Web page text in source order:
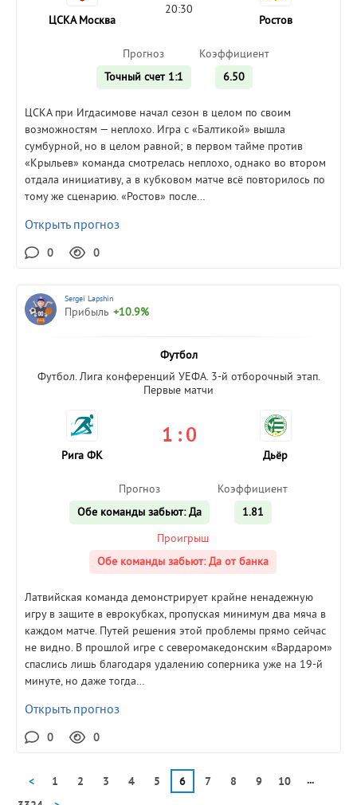
ЦСКА Москва
20:30
Ростов
Прогноз
Точный счет 1:1
Коэффициент
6.50
ЦСКА при Игдасимове начал сезон в целом по своим
возможностям — неплохо. Игра с «Балтикой» вышла
сумбурной, но в целом равной; в первом тайме против
«Крыльев» команда смотрелась неплохо, однако во втором
отдала инициативу, а в кубковом матче всё повторилось по
тому же сценарию. «Ростов» после…
Открыть прогноз
0 0
Sergei Lapshin
Прибыль +10.9%
Футбол
Футбол. Лига конференций УЕФА. 3-й отборочный этап.
Первые матчи
Рига ФК
1 : 0
Дьёр
Прогноз
Обе команды забьют: Да
Коэффициент
1.81
Проигрыш
Обе команды забьют: Да от банка
Латвийская команда демонстрирует крайне ненадежную
игру в защите в еврокубках, пропуская минимум два мяча в
каждом матче. Путей решения этой проблемы прямо сейчас
не видно. В прошлой игре с северомакедонским «Вардаром»
спаслись лишь благодаря удалению соперника уже на 19-й
минуте, но даже тогда…
Открыть прогноз
0 0
< 1 2 3 4 5 6 7 8 9 10
...